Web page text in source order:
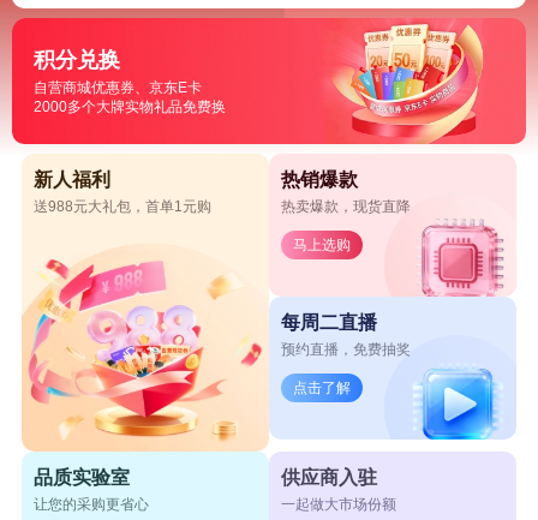
积分兑换
自营商城优惠券、京东E卡
2000多个大牌实物礼品免费换
新人福利
送988元大礼包，首单1元购
热销爆款
热卖爆款，现货直降
马上选购
每周二直播
预约直播，免费抽奖
点击了解
品质实验室
让您的采购更省心
供应商入驻
一起做大市场份额